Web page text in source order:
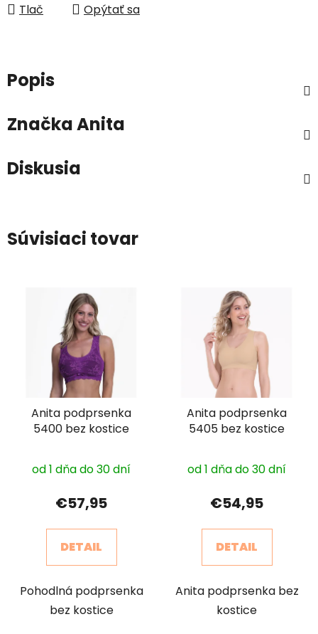
Tlač Opýtať sa
Popis
ZnačkaAnita
Diskusia
Súvisiaci tovar
Anita podprsenka
5400 bez kostice
od 1 dňa do 30 dní
€57,95
DETAIL
Pohodlná podprsenka
bez kostice
Anita podprsenka
5405 bez kostice
od 1 dňa do 30 dní
€54,95
DETAIL
Anita podprsenka bez
kostice